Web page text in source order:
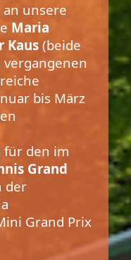
unsere
Maria
Kaus(beide
vergangenen
bis März
für den im
Grand
der
Grand Prix